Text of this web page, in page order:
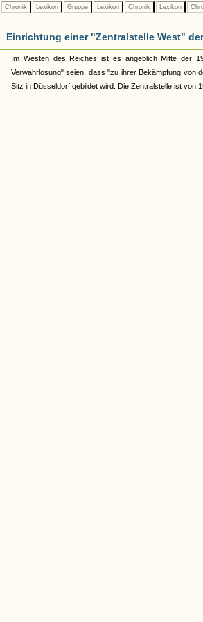
Chronik Lexikon Gruppe Lexikon Chronik Lexikon
Einrichtung einer "Zentralstelle West"
Im Westen des Reiches ist es angeblich Mitte der
Verwahrlosung" seien, dass "zu ihrer Bekämpfung von
Sitz in Düsseldorf gebildet wird. Die Zentralstelle ist von